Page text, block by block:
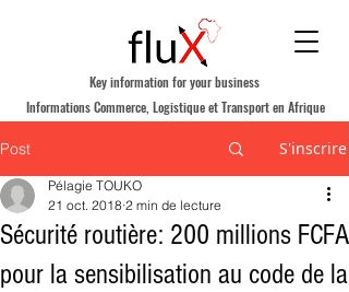
Informations Commerce, Logistique et Transport en Afrique
Key information for your business
Post S'inscrire
Sécurité routière: 200 millions FCFA
pour la sensibilisation au code de la
Pélagie TOUKO
21 oct. 2018 2 min de lecture